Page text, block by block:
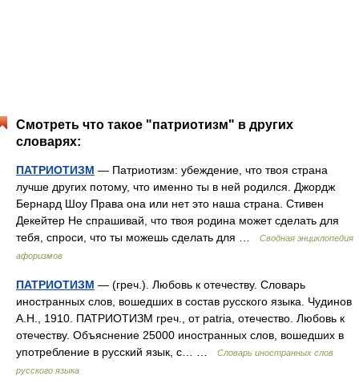
Смотреть что такое "патриотизм" в других
словарях:
ПАТРИОТИЗМ — Патриотизм: убеждение, что твоя страна
лучше других потому, что именно ты в ней родился. Джордж
Бернард Шоу Права она или нет это наша страна. Стивен
Декейтер Не спрашивай, что твоя родина может сделать для
тебя, спроси, что ты можешь сделать для …
Сводная энциклопедия
афоризмов
ПАТРИОТИЗМ — (греч.). Любовь к отечеству. Словарь
иностранных слов, вошедших в состав русского языка. Чудинов
А.Н., 1910. ПАТРИОТИЗМ греч., от patria, отечество. Любовь к
отечеству. Объяснение 25000 иностранных слов, вошедших в
употребление в русский язык, с… …
Словарь иностранных слов
русского языка